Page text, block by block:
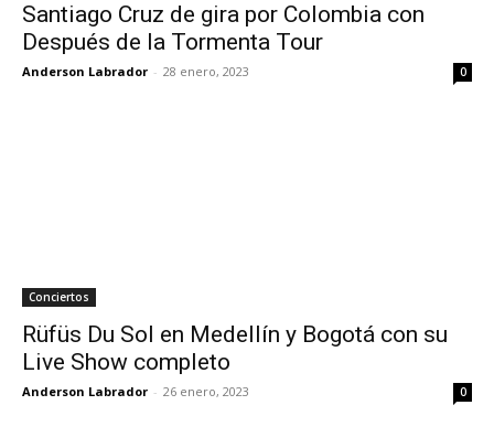
Santiago Cruz de gira por Colombia con
Después de la Tormenta Tour
Anderson Labrador - 28 enero, 2023 0
Conciertos
Rüfüs Du Sol en Medellín y Bogotá con su
Live Show completo
Anderson Labrador - 26 enero, 2023 0